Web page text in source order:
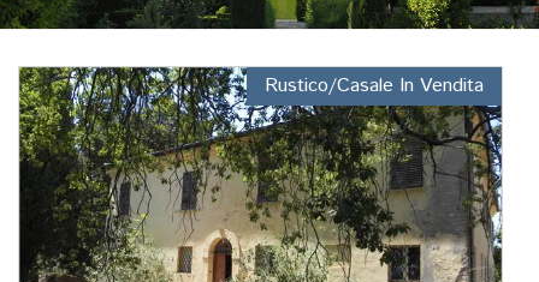
Rustico/Casale In Vendita